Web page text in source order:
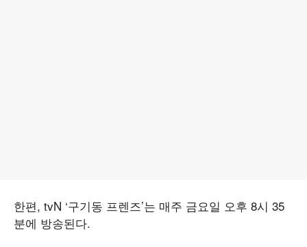
한편, tvN ‘구기동 프렌즈’는 매주 금요일 오후 8시 35
분에 방송된다.